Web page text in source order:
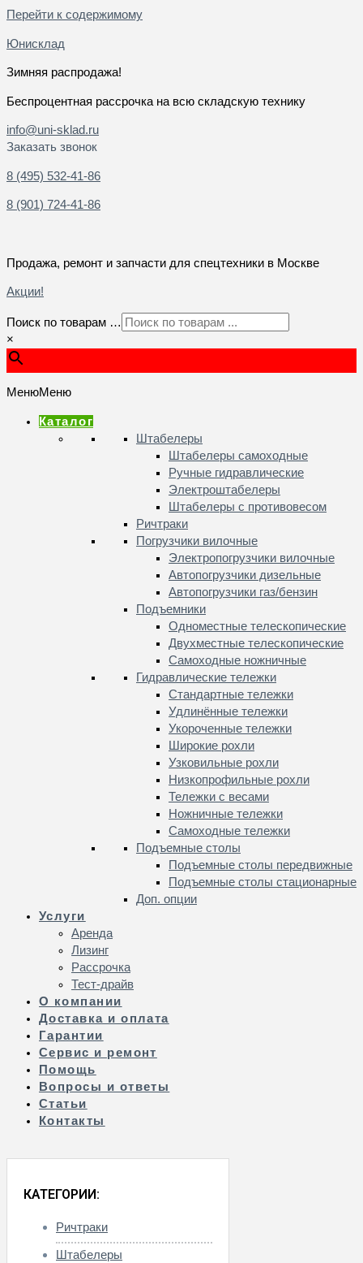
Перейти к содержимому
Юнисклад
Зимняя распродажа!
Беспроцентная рассрочка на всю складскую технику
info@uni-sklad.ru
Заказать звонок
8 (495) 532-41-86
8 (901) 724-41-86
Продажа, ремонт и запчасти для спецтехники в Москве
Акции!
Поиск по товарам …
×
МенюМеню
Каталог
Штабелеры
Штабелеры самоходные
Ручные гидравлические
Электроштабелеры
Штабелеры с противовесом
Ричтраки
Погрузчики вилочные
Электропогрузчики вилочные
Автопогрузчики дизельные
Автопогрузчики газ/бензин
Подъемники
Одноместные телескопические
Двухместные телескопические
Самоходные ножничные
Гидравлические тележки
Стандартные тележки
Удлинённые тележки
Укороченные тележки
Широкие рохли
Узковильные рохли
Низкопрофильные рохли
Тележки с весами
Ножничные тележки
Самоходные тележки
Подъемные столы
Подъемные столы передвижные
Подъемные столы стационарные
Доп. опции
Услуги
Аренда
Лизинг
Рассрочка
Тест-драйв
О компании
Доставка и оплата
Гарантии
Сервис и ремонт
Помощь
Вопросы и ответы
Статьи
Контакты
КАТЕГОРИИ:
Ричтраки
Штабелеры